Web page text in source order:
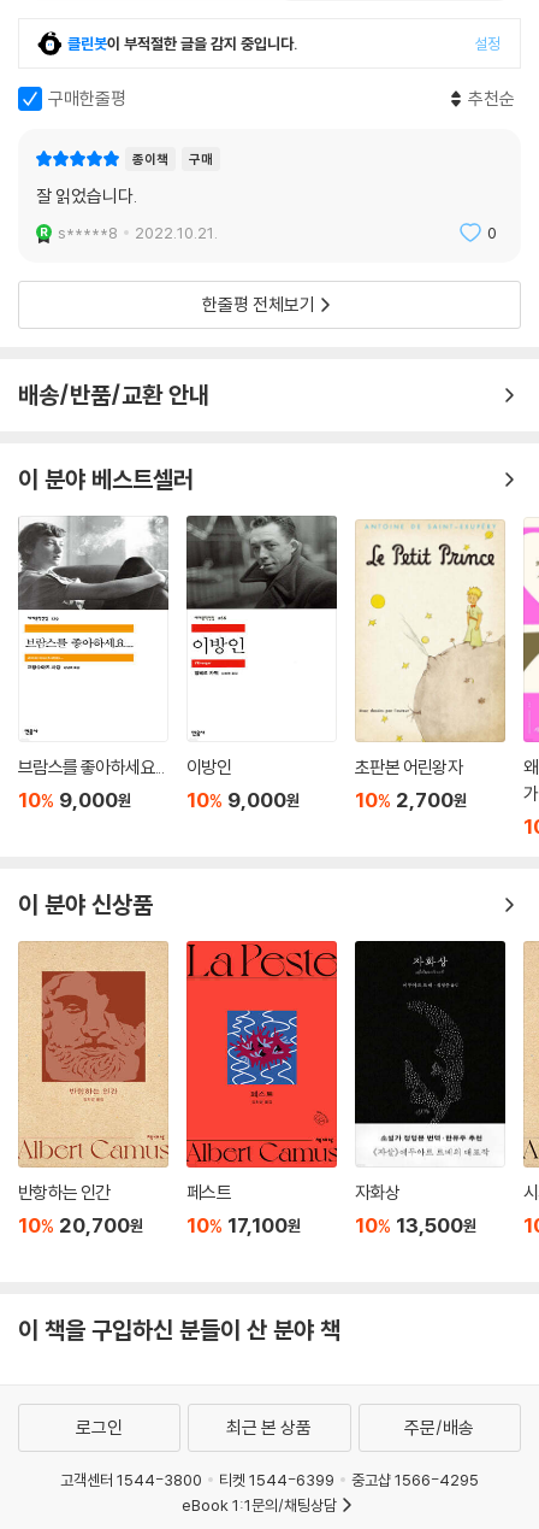
끄는 그림이 있었다. 랄리타가 엄마와 함께 마을로 들어서는 장면을 그린
카락을 봉헌하는 풍습에 대해 들었던 적이 있었다. 랄리타의 머리카락은
랄리타가 크레파스로 그린 그림들을 통해 레나는 아이가 지나온 시간, 좌
절과 이별로 점철된 삶을 접할 수 있었다. 나중에 글을 쓸 수 있게 되었을
때 랄리타는 자신의 소망을 글로 적어 레나에게 보여주었다. 랄리타는 버
스 운전사가 되고 싶다고 했다. 아이는 북부 지방에서 이곳까지 온 길을 되
짚어 자신이 태어난 마을, 아버지의 곁으로 돌아가고 싶다고 했다.
--- pp.116~117
레나는 자주 출구 없는 미로를 헤매는 느낌이었다. 처리해야 할 서류가 산
무원들은 레나가 한참 동안 기다린 끝에 내민 서류를 힐끔 쳐다보고 나서
로 지적했다. 서류를 들고 마을 행정 사무소에 갔더니 일을 처리하려면 첸
나이 시청으로 가라는 안내를 받기도 했다. 첸나이 시청에 갔더니 어이없
게도 마을 행정 사무소로 다시 돌아가라고 했다.
서류를 제출하고 난 뒤 승인 업무를 맡은 공무원이 아파서 결근했다는 이
유로 몇 날 며칠을 기약 없이 기다려야 하는 경우도 있었다. 심지어 사무용
컴퓨터가 망가져 수리를 마칠 때까지 업무를 중단한다는 안내를 받기도 했
다. 하필이면 필요한 서류를 완벽하게 갖춰 찾아간 날 컴퓨터가 고장 나는
바람에 아무것도 처리하지 못하고 다시 돌아와야 했다. 레나는 교사 시절
가르치던 학생들이 너도나도 몰두하던 ‘탈출 게임’에서처럼 어느 방에 혼
--- pp.155~156
있다고 믿기 때문이다. 억압과 차별이 존재하는 한 맞서 싸울 수밖에 없는
만으로 당연히 누려야 할 기회와 권리를 거부당하는 사회라면 반드시 개혁
는 이름으로 고착화되고 일상적으로 자행된다면 비단 여성들만 피해를 보
는 게 아니다. 차별과 억압이 일상화된 사회는 모든 구성원들의 삶에 악영
향을 미친다. 차별과 폭력이 만연한 사회에서는 어느 누구도 행복할 수 없
다. 여성과 인간을 결코 분리해 사고해서는 안 되는 이유이다.
『연』의 마지막 구절은 ‘그래도 역시 삶은 계속된다.’이다. 인간으로서의 삶
을 거부당한 마하발리푸람 마을의 여자아이들은 레나가 세운 학교에서 난
인지 깨닫게 될 것이고, 서로 연대해 세상을 변화시키기 위해 싸워나갈 것
이다. 이 소설은 여성의 권리와 삶을 찾기 위한 연대를 이야기하고 있다. 사
폭력이 자라기 때문이다.
인도 불가촉민 여자아이들이 감당해야 하는 극도의 궁핍, 조혼, 성폭력, 결
혼지참금 같은 악습을 그대로 방치할 수는 없다. 이 소설을 읽는다는 건 그
아이들의 편이 되어 함께 싸우겠다는 선언이기도 하다. 따라서 이 소설을
읽는 동안 누구나 객체가 아닌 주체가 된다. 나아가 새로운 삶을 위해 싸우
는 인도의 여성들에게 보내는 응원은 연대를 이루는 작은 고리이다. 사람
들의 시선이 닿지 않는 곳에서 폭력과 차별이 가속화된다. 인도를 비롯한
여러 나라에서 여성들의 삶은 여전히 크게 위협받고 있다. 구조적인 억압
과 차별 속에서 교육받을 기회를 원천 봉쇄당한 여성들에게 가장 큰 힘이
되는 건 강력한 연대이다.
교사 출신인 프랑스 여성 레나가 인도의 마하발리푸람 마을에 학교를 세우
소설은 레나가 학교 설립을 위해 애쓰는 과정을 담고 있고, 인도 사회가 얼
비록 교실이 하나뿐인 작은 학교이지만 난생 처음 교육의 수혜를 누리게
된 어린 학생들에게는 새로운 세계를 열어젖히기 위한 첫걸음이 시작된 셈
이다.
클린봇이 부적절한 글을 감지 중입니다. 설정
구매한줄평 추천순
종이책 구매
잘 읽었습니다.
s*****8 2022.10.21. 0
한줄평 전체보기
배송/반품/교환 안내
이 분야 베스트셀러
브람스를 좋아하세요...
10% 9,000원
이방인
10% 9,000원
초판본 어린왕자
10% 2,700원
가
이 분야 신상품
반항하는 인간
10% 20,700원
페스트
10% 17,100원
자화상
10% 13,500원
이 책을 구입하신 분들이 산 분야 책
로그인 최근 본 상품 주문/배송
고객센터 1544-3800 티켓 1544-6399
중고샵 1566-4295
eBook 1:1문의/채팅상담